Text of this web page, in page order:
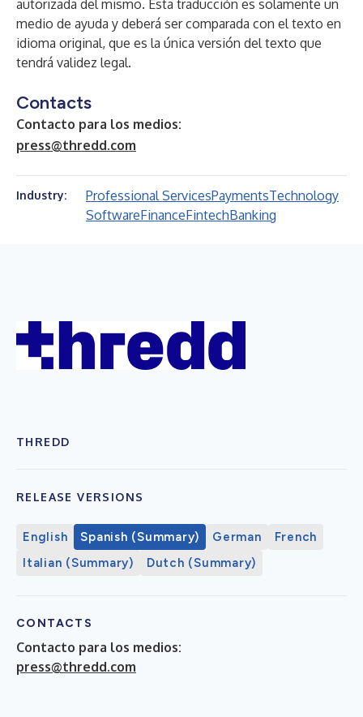
autorizada del mismo. Esta traducción es solamente un
medio de ayuda y deberá ser comparada con el texto en
idioma original, que es la única versión del texto que
tendrá validez legal.
Contacts
Contacto para los medios:
press@thredd.com
Industry: Professional ServicesPaymentsTechnology
SoftwareFinanceFintechBanking
THREDD
RELEASE VERSIONS
English Spanish (Summary) German
French
Italian (Summary)
Dutch (Summary)
CONTACTS
Contacto para los medios:
press@thredd.com